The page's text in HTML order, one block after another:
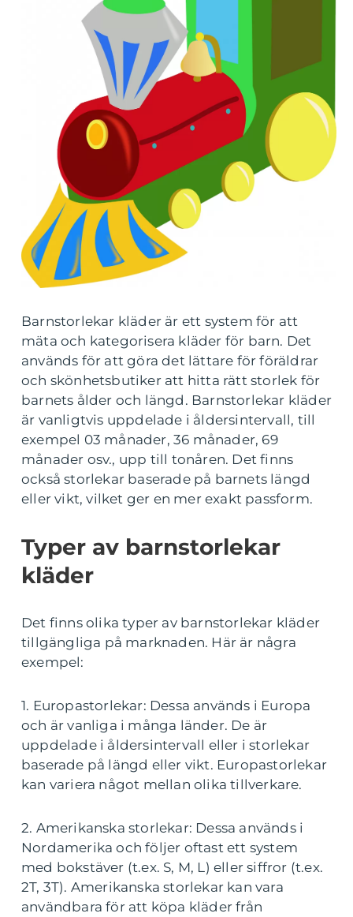
Barnstorlekar kläder är ett system för att
mäta och kategorisera kläder för barn. Det
används för att göra det lättare för föräldrar
och skönhetsbutiker att hitta rätt storlek för
barnets ålder och längd. Barnstorlekar kläder
är vanligtvis uppdelade i åldersintervall, till
exempel 03 månader, 36 månader, 69
månader osv., upp till tonåren. Det finns
också storlekar baserade på barnets längd
eller vikt, vilket ger en mer exakt passform.
Typer av barnstorlekar
kläder
Det finns olika typer av barnstorlekar kläder
tillgängliga på marknaden. Här är några
exempel:
1. Europastorlekar: Dessa används i Europa
och är vanliga i många länder. De är
uppdelade i åldersintervall eller i storlekar
baserade på längd eller vikt. Europastorlekar
kan variera något mellan olika tillverkare.
2. Amerikanska storlekar: Dessa används i
Nordamerika och följer oftast ett system
med bokstäver (t.ex. S, M, L) eller siffror (t.ex.
2T, 3T). Amerikanska storlekar kan vara
användbara för att köpa kläder från